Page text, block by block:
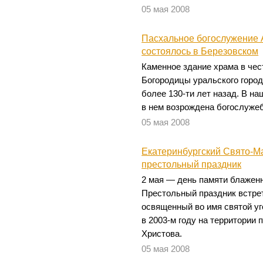
05 мая 2008
Пасхальное
состоялось в Березовском
Каменное здание храма в
Богородицы уральского
более 130-ти лет назад. В
в нем возрождена
05 мая 2008
Екатеринбургский Свято-
престольный праздник
2 мая — день памяти
Престольный праздник
освященный во имя святой
в 2003-м году на территории
Христова.
05 мая 2008